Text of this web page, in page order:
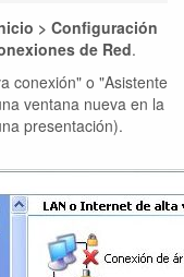
> Configuración
de Red.
conexión" o "Asistente
ventana nueva en la
presentación).